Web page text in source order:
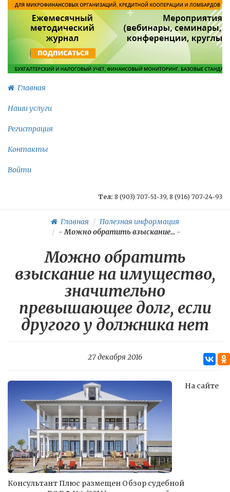
Главная
Наши услуги
Регистрация
Контакты
Войти
Тел: 8 (903) 707-51-39, 8 (916) 707-24-93
Главная
Полезная информация
-Можно обратить взыскание... -
Можно обратить
взыскание на имущество,
значительно
превышающее долг, если
другого у должника нет
27 декабря 2016
На сайте
Консультант Плюс размещен Обзор судебной